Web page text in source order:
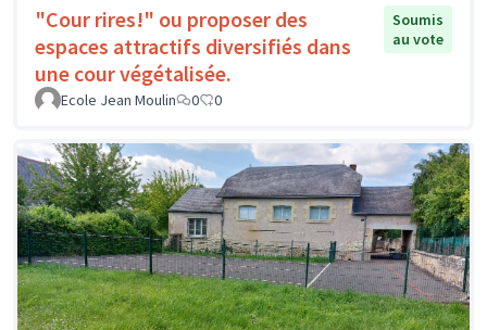
"Cour rires!" ou proposer des
espaces attractifs diversifiés dans
une cour végétalisée.
Soumis
au vote
Ecole Jean Moulin 0 0